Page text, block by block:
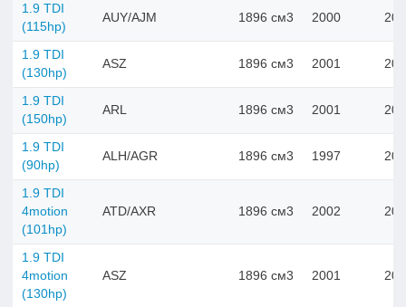
1.9 TDI
(115hp)
AUY/AJM 1896 см3 2000
1.9 TDI
(130hp)
ASZ 1896 см3 2001
1.9 TDI
(150hp)
ARL 1896 см3 2001
1.9 TDI
(90hp)
ALH/AGR 1896 см3 1997
1.9 TDI
4motion
(101hp)
ATD/AXR 1896 см3 2002
1.9 TDI
4motion
(130hp)
ASZ 1896 см3 2001